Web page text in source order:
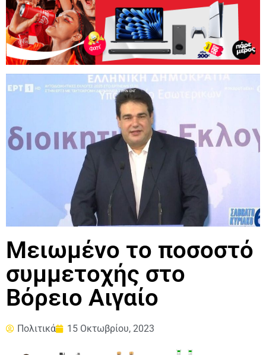
Μειωμένο το ποσοστό
συμμετοχής στο
Βόρειο Αιγαίο
Πολιτικά 15 Οκτωβρίου, 2023